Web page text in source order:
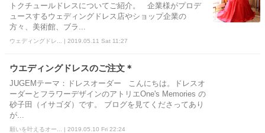
トクチュールドレスについてご紹介。 企業様がプロデ
ュースするウェディングドレス店やショップ企業の
方々、美術館、ブラ...
ウェディングドレ... | 2019.05.11 Sat 11:27
ウエディングドレスのご注文＊
JUGEMテーマ：ドレスオーダー こんにちは。ドレスオ
ーダーとフラワーデザインのアトリエOne's Memories の
砂子田（イサゴダ）です。 ブログを見てくださってあり
が...
願いを叶えるオー... | 2019.05.10 Fri 22:24